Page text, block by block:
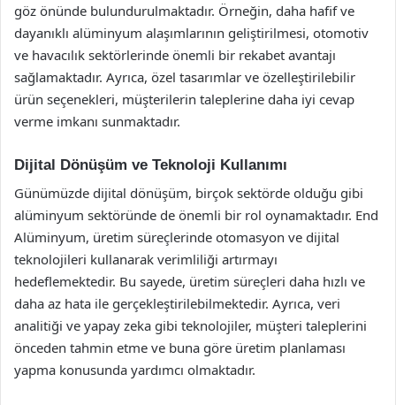
göz önünde bulundurulmaktadır. Örneğin, daha hafif ve
dayanıklı alüminyum alaşımlarının geliştirilmesi, otomotiv
ve havacılık sektörlerinde önemli bir rekabet avantajı
sağlamaktadır. Ayrıca, özel tasarımlar ve özelleştirilebilir
ürün seçenekleri, müşterilerin taleplerine daha iyi cevap
verme imkanı sunmaktadır.
Dijital Dönüşüm ve Teknoloji Kullanımı
Günümüzde dijital dönüşüm, birçok sektörde olduğu gibi
alüminyum sektöründe de önemli bir rol oynamaktadır. End
Alüminyum, üretim süreçlerinde otomasyon ve dijital
teknolojileri kullanarak verimliliği artırmayı
hedeflemektedir. Bu sayede, üretim süreçleri daha hızlı ve
daha az hata ile gerçekleştirilebilmektedir. Ayrıca, veri
analitiği ve yapay zeka gibi teknolojiler, müşteri taleplerini
önceden tahmin etme ve buna göre üretim planlaması
yapma konusunda yardımcı olmaktadır.